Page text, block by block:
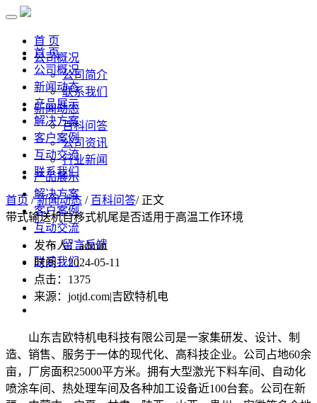
首 页
公司概况
公司简介
联系我们
新闻动态
百科问答
公司资讯
行业新闻
产品展示
解决方案
客户案例
互动交流
留言反馈
联系我们
首 页
公司概况
新闻动态
产品展示
解决方案
客户案例
互动交流
联系我们
首页 /新闻动态 / 百科问答/ 正文
带式输送机自移式机尾是否适用于高温工作环境
发布人：admin
时间：2024-05-11
点击： 1375
来源：jotjd.com|吉欧特机电
山东吉欧特机电科技有限公司是一家集研发、设计、制
造、销售、服务于一体的现代化、高科技企业。公司占地60余
亩，厂房面积25000平方米。拥有大型激光下料车间、自动化
喷涂车间、热处理车间及各种加工设备近100台套。公司在新